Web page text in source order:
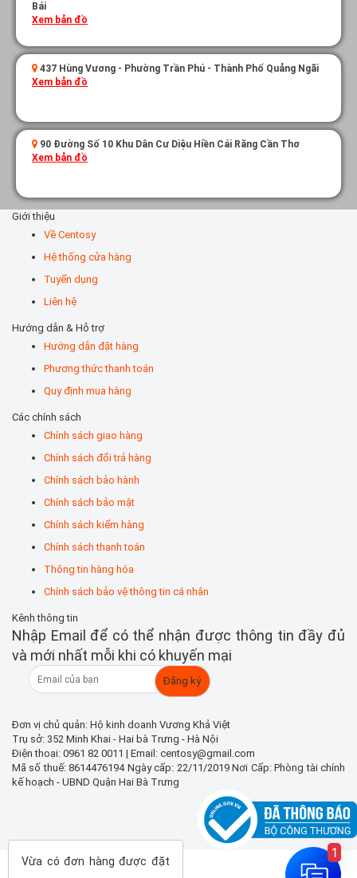
Vừa có đơn hàng được đặt
Bái
Xem bản đồ
437 Hùng Vương - Phường Trần Phú - Thành Phố Quảng Ngãi
Xem bản đồ
90 Đường Số 10 Khu Dân Cư Diệu Hiền Cái Răng Cần Thơ
Xem bản đồ
Giới thiệu
Về Centosy
Hệ thống cửa hàng
Tuyển dụng
Liên hệ
Hướng dẫn & Hỗ trợ
Hướng dẫn đặt hàng
Phương thức thanh toán
Quy định mua hàng
Các chính sách
Chính sách giao hàng
Chính sách đổi trả hàng
Chính sách bảo hành
Chính sách bảo mật
Chính sách kiểm hàng
Chính sách thanh toán
Thông tin hàng hóa
Chính sách bảo vệ thông tin cá nhân
Kênh thông tin
Nhập Email để có thể nhận được thông tin đầy đủ
và mới nhất mỗi khi có khuyến mại
Đơn vị chủ quản: Hộ kinh doanh Vương Khả Việt
Trụ sở: 352 Minh Khai - Hai bà Trưng - Hà Nội
Điện thoại: 0961 82 0011 | Email: centosy@gmail.com
Mã số thuế: 8614476194 Ngày cấp: 22/11/2019 Nơi Cấp: Phòng tài chính
kế hoạch - UBND Quận Hai Bà Trưng
1